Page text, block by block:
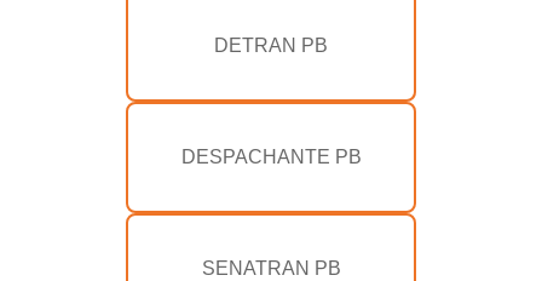
DETRAN PB
DESPACHANTE PB
SENATRAN PB